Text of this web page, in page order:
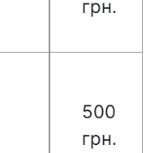
грн.
500
грн.